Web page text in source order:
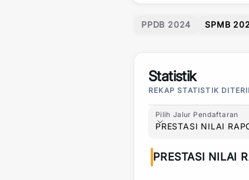
PPDB 2024 SPMB
Statistik
REKAP STATISTIK
Pilih Jalur
Pilih Jalur Pendaftaran
PRESTASI NILAI
PRESTASI NILAI